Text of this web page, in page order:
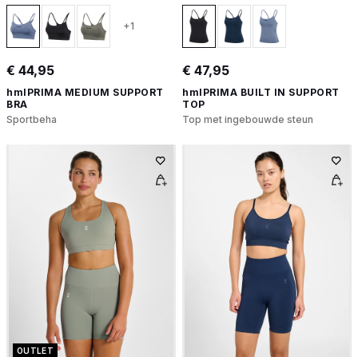
+1
€ 44,95
hmlPRIMA MEDIUM SUPPORT
BRA
Sportbeha
€ 47,95
hmlPRIMA BUILT IN SUPPORT
TOP
Top met ingebouwde steun
OUTLET